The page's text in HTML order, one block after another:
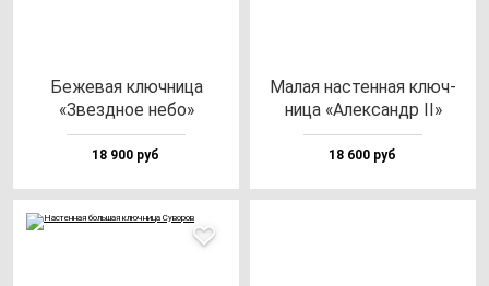
Беже­вая ключ­ни­ца
«Звез­дное не­бо»
18 900 руб
Малая нас­тен­ная ключ­
ни­ца «Алек­сандр II»
18 600 руб